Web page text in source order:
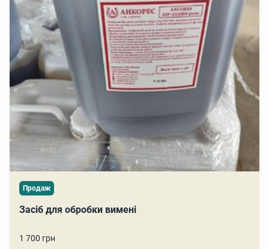
Продаж
Засіб для обробки вимені
1 700 грн